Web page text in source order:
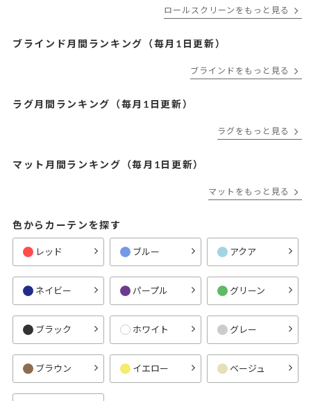
ロールスクリーンをもっと見る
ブラインド月間ランキング（毎月1日更新）
ブラインドをもっと見る
ラグ月間ランキング（毎月1日更新）
ラグをもっと見る
マット月間ランキング（毎月1日更新）
マットをもっと見る
色からカーテンを探す
レッド ブルー アクア
ネイビー パープル グリーン
ブラック ホワイト グレー
ブラウン イエロー ベージュ